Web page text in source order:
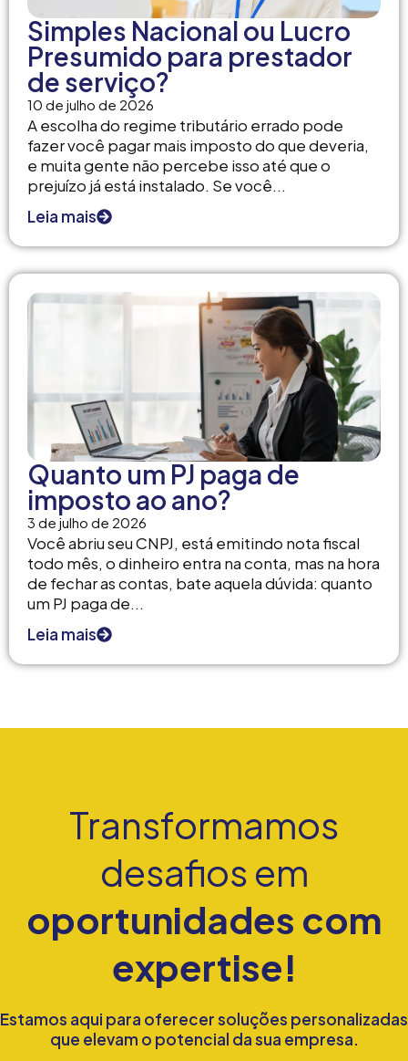
Simples Nacional ou Lucro
Presumido para prestador
de serviço?
10 de julho de 2026
A escolha do regime tributário errado pode
fazer você pagar mais imposto do que deveria,
e muita gente não percebe isso até que o
prejuízo já está instalado. Se você...
Leia mais
Quanto um PJ paga de
imposto ao ano?
3 de julho de 2026
Você abriu seu CNPJ, está emitindo nota fiscal
todo mês, o dinheiro entra na conta, mas na hora
de fechar as contas, bate aquela dúvida: quanto
um PJ paga de...
Leia mais
Transformamos
desafios em
oportunidades com
expertise!
Estamos aqui para oferecer soluções personalizadas
que elevam o potencial da sua empresa.